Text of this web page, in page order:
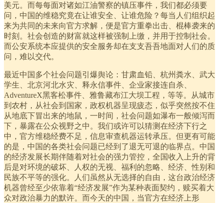
美元。而每每面对诸如江油警察的镇压事件，我们都必须要
问，中国的维稳究竟在让谁安全、让谁危险？每当人们组织起
来为共同的未来向官方求解，便是官方重拳出击、棍棒袭来的
时刻。社会创造的财富就这样被强制上缴，并用于控制社会。
而公安系统本应提供的安全服务却在支支吾吾地面对人们的质
问，难以交代。
最近中国多个社会问题引爆舆论：甘肃血铅、杭州粪水、武大
学生、北京河北水灾、释永信事件、企业家接连自杀、
AdventureX黑客松事件、雅鲁藏布江大坝工程，等等。从城市
到农村，从社会到国家，政权机器呈现疲态，似乎突然按不住
从地底下冒出来的地鼠，一时间，社会问题如瀑布一般倾泻而
下，暴露在公众视野之中。我们或许可以猜测在经济下行之
中，官方维稳经费不足，信息审查机器运转承压。但更有可能
的是，中国的各类社会问题已经到了退无可退的临界点。中国
的经济发展长期伴随着对社会的强力管控，全国收入上升的背
后是对环境的破坏、人权的无视、福利的忽略、经济、性别和
民族不平等的强化。人们虽然从无选择的自由，这台政治经济
机器曾经至少依靠着“经济发展”作为某种表面契约，赎买着大
众对政治暴力的默许。而今天的中国，当官方在经济上形